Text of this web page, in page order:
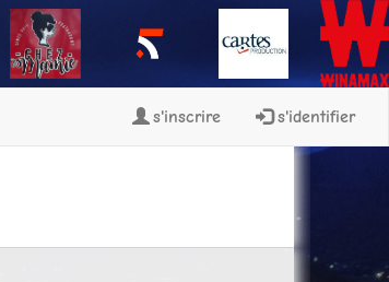
s'inscrire s'identifier